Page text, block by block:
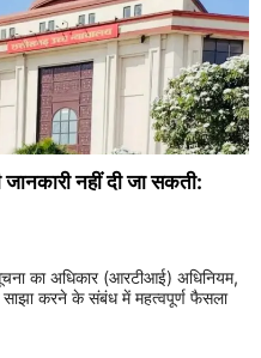
नहीं दी जा सकती:
का अधिकार (आरटीआई) अधिनियम,
करने के संबंध में महत्वपूर्ण फैसला